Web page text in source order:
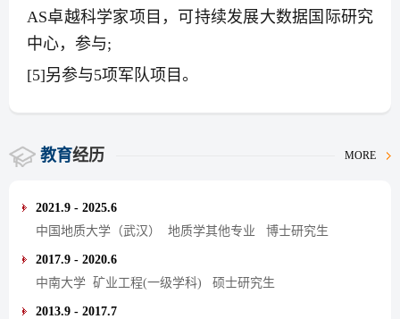
AS卓越科学家项目，可持续发展大数据国际研究
中心，参与;
[5]另参与5项军队项目。
MORE
教育经历
2021.9 - 2025.6
中国地质大学（武汉） 地质学其他专业 博士研究生
2017.9 - 2020.6
中南大学 矿业工程(一级学科) 硕士研究生
2013.9 - 2017.7